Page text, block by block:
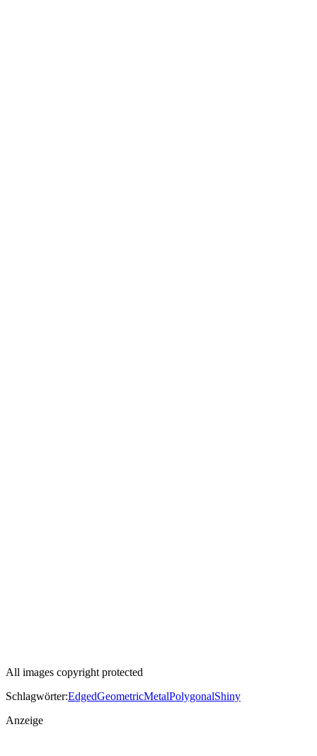
All images copyright protected
Schlagwörter:EdgedGeometricMetalPolygonalShiny
Anzeige